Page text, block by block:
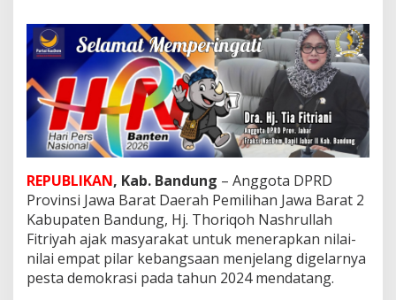
a
k
M
a
s
y
r
a
a
t
T
e
r
a
p
REPUBLIKAN, Kab. Bandung – Anggota DPRD
Provinsi Jawa Barat Daerah Pemilihan Jawa Barat 2
Kabupaten Bandung, Hj. Thoriqoh Nashrullah
Fitriyah ajak masyarakat untuk menerapkan nilai-
nilai empat pilar kebangsaan menjelang digelarnya
pesta demokrasi pada tahun 2024 mendatang.